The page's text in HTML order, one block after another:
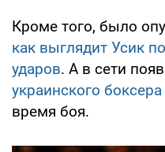
Кроме того, было
как выглядит Усик
ударов. А в сети
украинского
время боя.